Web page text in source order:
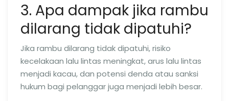
3. Apa dampak jika rambu
dilarang tidak dipatuhi?
Jika rambu dilarang tidak dipatuhi, risiko
kecelakaan lalu lintas meningkat, arus lalu lintas
menjadi kacau, dan potensi denda atau sanksi
hukum bagi pelanggar juga menjadi lebih besar.